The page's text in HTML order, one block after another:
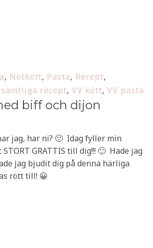
, Nötkött, Pasta, Recept,
recept, VV kött, VV pasta
biff och dijon
jag, har ni? 🙂 Idag fyller min
GRATTIS till dig!!! 🙂 Hade jag
jag bjudit dig på denna härliga
rött till! 😀